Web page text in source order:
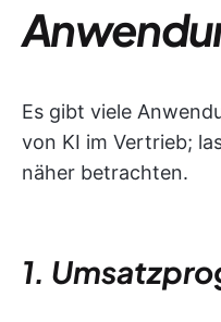
Es gibt viele
von KI im Vertrieb;
näher betrachten.
1.